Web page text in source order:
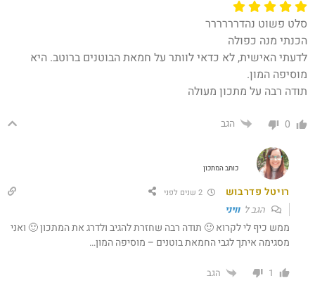
סלט פשוט נהדרררררר
הכנתי מנה כפולה
לדעתי האישית, לא כדאי לוותר על חמאת הבוטנים ברוטב. היא
מוסיפה המון.
תודה רבה על מתכון מעולה
0 הגב
כותב המתכון
רויטל פדרבוש 2 שנים לפני
הגב לוויני
ממש כיף לי לקרוא 🙂 תודה רבה שחזרת להגיב ולדרג את המתכון 🙂 ואני
מסגימה איתך לגבי החמאת בוטנים – מוסיפה המון…
1 הגב